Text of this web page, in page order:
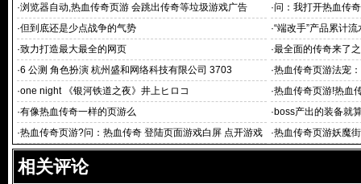
单机版安卓版
·浏览器自动,热血传奇页游 会跳出传奇等垃圾游戏广告 ·问：我打开热血传
·但到底还是少点战争的气势 ·“端改手”产品累计
·致力打造最大最全的网页 ·最全面的传奇来了
·6 公测 角色扮演 杭州盛和网络科技有限公司 3703 ·热血传奇页游法宠
·one night 《银河铁道之夜》井上ヒロコ ·热血传奇页游!热血
·有像热血传奇一样的页游么 ·boss产出的装备就
·热血传奇页游?问：热血传奇 登陆页面游戏白屏 点开游戏
以后不显示
·热血传奇页游妖魔
节275个小关
相关评论